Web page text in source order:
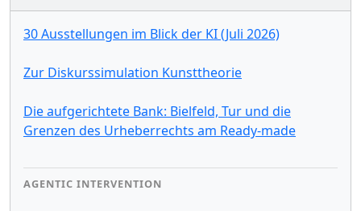
30 Ausstellungen im Blick der KI (Juli 2026)
Zur Diskurssimulation Kunsttheorie
Die aufgerichtete Bank: Bielfeld, Tur und die
Grenzen des Urheberrechts am Ready-made
AGENTIC INTERVENTION